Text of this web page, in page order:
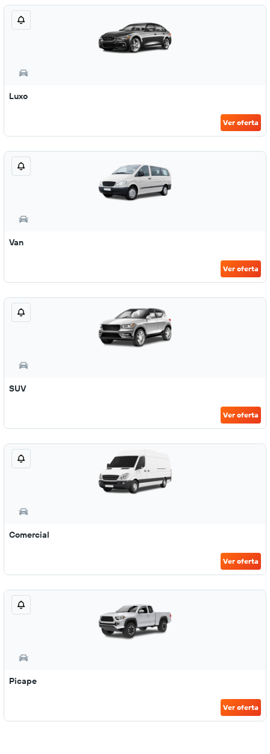
Luxo
Ver oferta
Van
Ver oferta
SUV
Ver oferta
Comercial
Ver oferta
Picape
Ver oferta